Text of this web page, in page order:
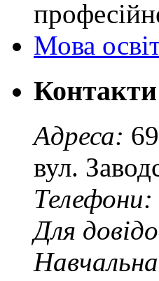
Мова
Контакти
Адреса:
вул.
Телефони:
Для